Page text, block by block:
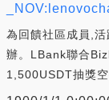
為回饋社區成員,
辦。LBank聯合
1,500USDT抽獎空